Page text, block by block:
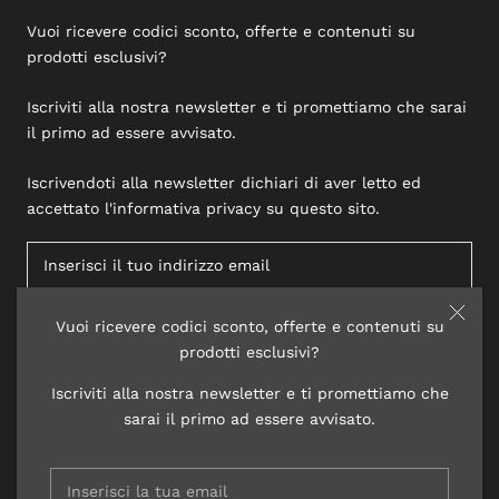
Vuoi ricevere codici sconto, offerte e contenuti su
prodotti esclusivi?
Iscriviti alla nostra newsletter e ti promettiamo che
sarai il primo ad essere avvisato.
Vuoi ricevere codici sconto, offerte e contenuti su
prodotti esclusivi?
Iscriviti alla nostra newsletter e ti promettiamo che sarai
il primo ad essere avvisato.
Iscrivendoti alla newsletter dichiari di aver letto ed
accettato l'informativa privacy su questo sito.
ISCRIVITI